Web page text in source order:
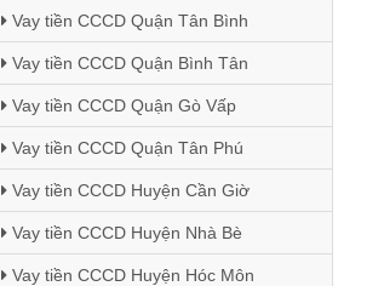
Vay tiền CCCD Quận Tân Bình
Vay tiền CCCD Quận Bình Tân
Vay tiền CCCD Quận Gò Vấp
Vay tiền CCCD Quận Tân Phú
Vay tiền CCCD Huyện Cần Giờ
Vay tiền CCCD Huyện Nhà Bè
Vay tiền CCCD Huyện Hóc Môn